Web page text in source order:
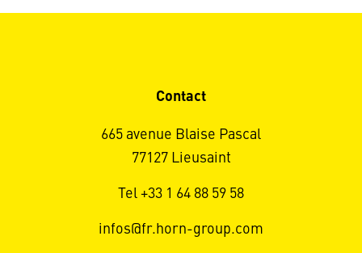
Contact
665 avenue Blaise Pascal
77127 Lieusaint
Tel +33 1 64 88 59 58
infos@fr.horn-group.com